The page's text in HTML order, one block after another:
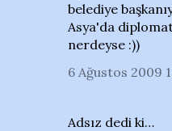
belediye
Asya'da
nerdeyse :))
6 Ağustos 2009
Adsız dedi ki…